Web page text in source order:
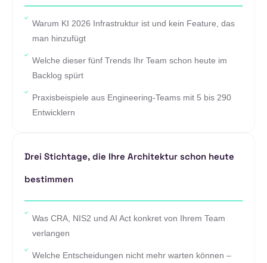
Warum KI 2026 Infrastruktur ist und kein Feature, das
man hinzufügt
Welche dieser fünf Trends Ihr Team schon heute im
Backlog spürt
Praxisbeispiele aus Engineering-Teams mit 5 bis 290
Entwicklern
Drei Stichtage, die Ihre Architektur schon heute
bestimmen
Was CRA, NIS2 und AI Act konkret von Ihrem Team
verlangen
Welche Entscheidungen nicht mehr warten können –